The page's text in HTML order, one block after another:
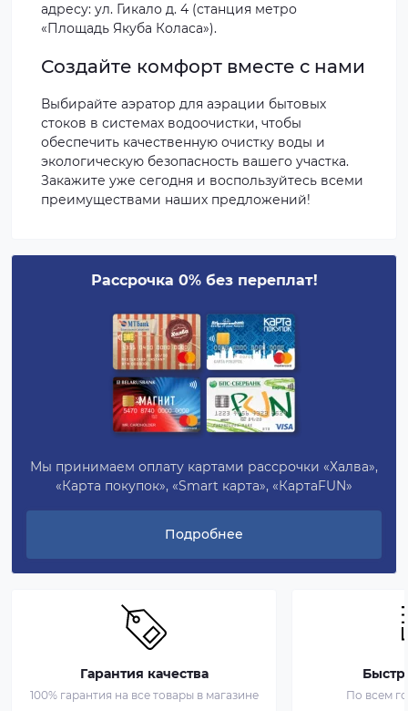
адресу: ул. Гикало д. 4 (станция метро
«Площадь Якуба Коласа»).
Создайте комфорт вместе с нами
Выбирайте аэратор для аэрации бытовых
стоков в системах водоочистки, чтобы
обеспечить качественную очистку воды и
экологическую безопасность вашего участка.
Закажите уже сегодня и воспользуйтесь всеми
преимуществами наших предложений!
Рассрочка 0% без переплат!
Мы принимаем оплату картами рассрочки «Халва»,
«Карта покупок», «Smart карта», «КартаFUN»
Подробнее
Гарантия качества
100% гарантия на все товары в магазине По всем